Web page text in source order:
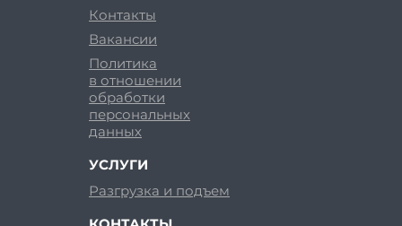
Контакты
Вакансии
Политика
в отношении
обработки
персональных
данных
УСЛУГИ
Разгрузка и подъем